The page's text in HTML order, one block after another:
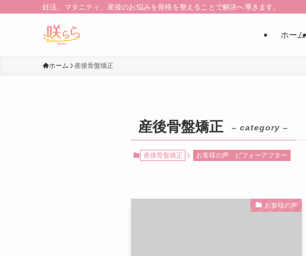
妊活、マタニティ、産後のお悩みを骨格を整えることで解決へ導きます。
ホーム
ホーム 産後骨盤矯正
産後骨盤矯正 – category –
産後骨盤矯正 お客様の声 ビフォーアフター
お客様の声